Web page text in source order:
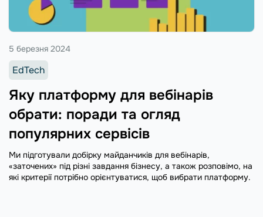
Яку платформу для вебінарів
обрати: поради та огляд
популярних сервісів
5 березня 2024
EdTech
Ми підготували добірку майданчиків для вебінарів,
«заточених» під різні завдання бізнесу, а також розповімо, на
які критерії потрібно орієнтуватися, щоб вибрати платформу.